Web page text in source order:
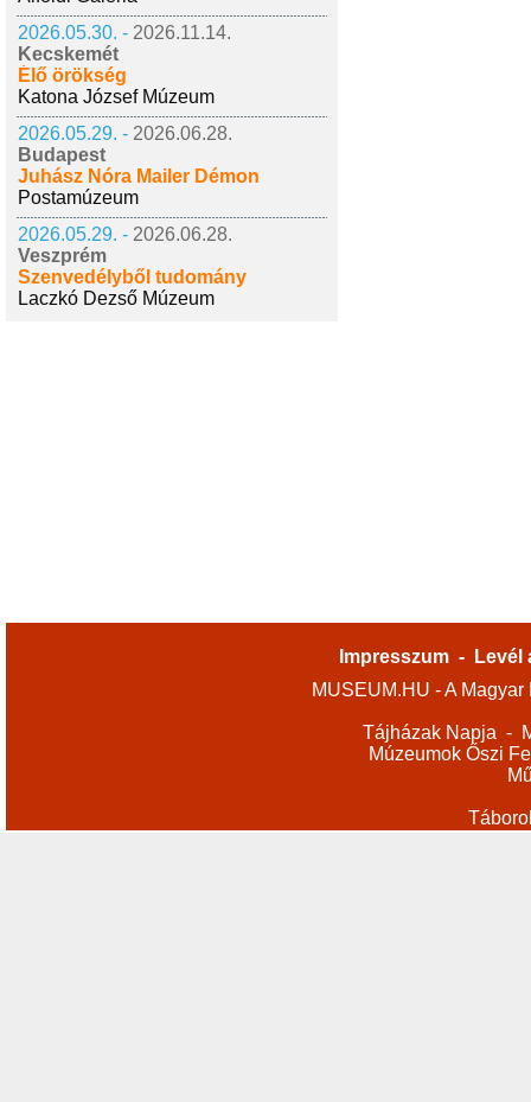
2026.05.30. - 2026.11.14.
Kecskemét
Élő örökség
Katona József Múzeum
2026.05.29. - 2026.06.28.
Budapest
Juhász Nóra Mailer Démon
Postamúzeum
2026.05.29. - 2026.06.28.
Veszprém
Szenvedélyből tudomány
Laczkó Dezső Múzeum
Impresszum -
Levél
MUSEUM.HU - A
Tájházak Napja -
Múzeumok Őszi